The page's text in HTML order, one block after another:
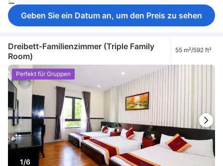
Geben Sie ein Datum an, um den Preis zu sehen
Dreibett-Familienzimmer (Triple Family
Room)
55 m²/592 ft²
1/6
Perfekt für Gruppen